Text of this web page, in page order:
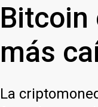
Bitcoin
más
La